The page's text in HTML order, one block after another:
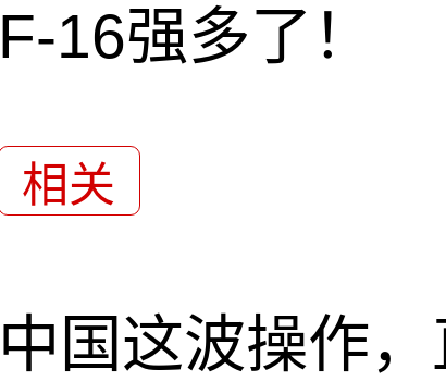
F-16强多了！
相关
中国这波操作